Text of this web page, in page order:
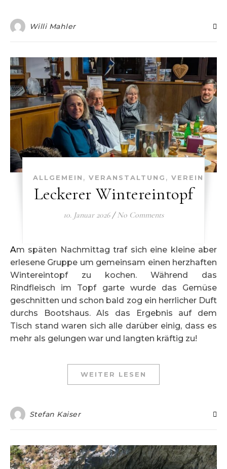
Willi Mahler
ALLGEMEIN ,VERANSTALTUNG ,VEREIN
Leckerer Wintereintopf
10. Januar 2026 / No Comments
Am späten Nachmittag traf sich eine kleine aber
erlesene Gruppe um gemeinsam einen herzhaften
Wintereintopf zu kochen. Während das
Rindfleisch im Topf garte wurde das Gemüse
geschnitten und schon bald zog ein herrlicher Duft
durchs Bootshaus. Als das Ergebnis auf dem
Tisch stand waren sich alle darüber einig, dass es
mehr als gelungen war und langten kräftig zu!
WEITER LESEN
Stefan Kaiser